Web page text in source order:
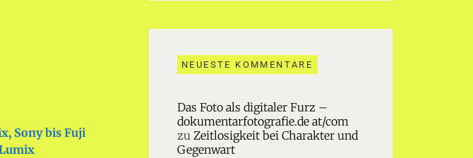
Sony bis Fuji
NEUESTE KOMMENTARE
Das Foto als digitaler Furz –
dokumentarfotografie.de at/com
zu Zeitlosigkeit bei Charakter und
Gegenwart